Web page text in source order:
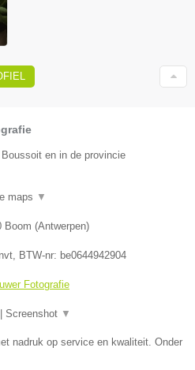
en in de provincie
maps ▼
Boom (Antwerpen)
nvt , BTW-nr: be0644942904
Fotografie
Screenshot ▼
nadruk op service en kwaliteit. Onder